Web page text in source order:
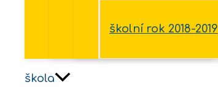
školní rok 2018-2019
škola